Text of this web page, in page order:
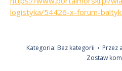
logistyka/54426-x-forum-
Kategoria: Bez kategorii Przez
Zostaw